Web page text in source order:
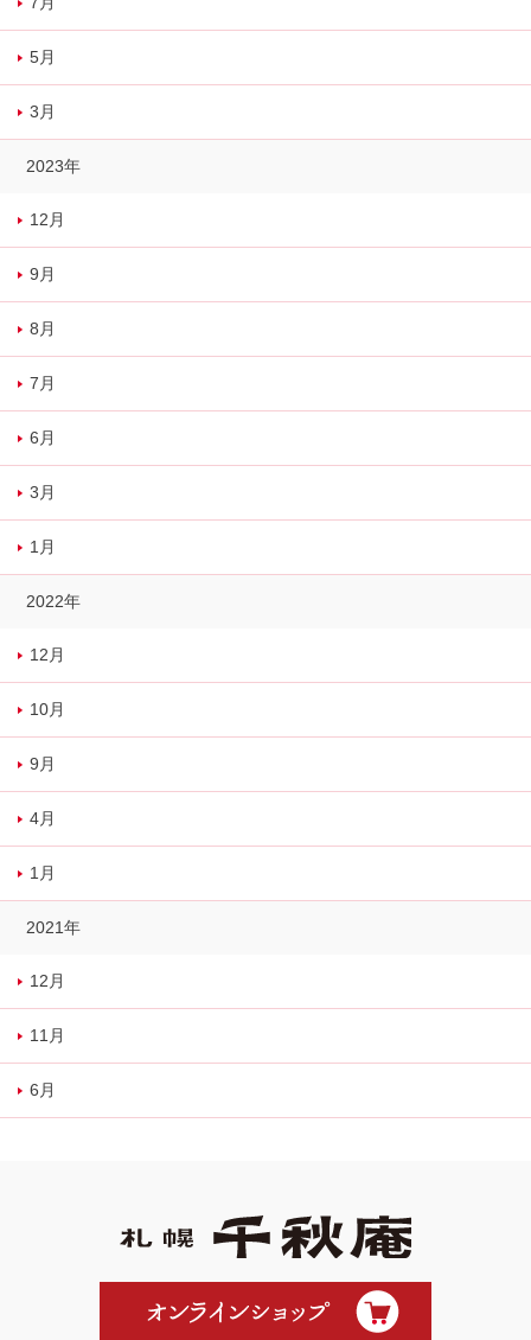
5月
3月
2023年
12月
9月
8月
7月
6月
3月
1月
2022年
12月
10月
9月
4月
1月
2021年
12月
11月
6月